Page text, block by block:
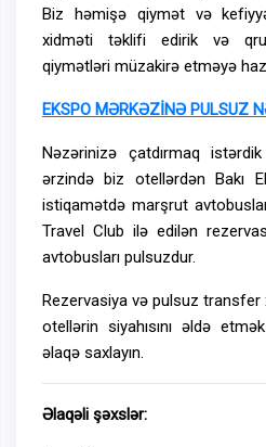
Biz həmişə qiymət və
xidməti təklifi edirik və
qiymətləri müzakirə etməyə
EKSPO MƏRKƏZİNƏ PULSUZ
Nəzərinizə çatdırmaq
ərzində biz otellərdən Bakı
istiqamətdə marşrut
Travel Club ilə edilən
avtobusları pulsuzdur.
Rezervasiya və pulsuz
otellərin siyahısını əldə
əlaqə saxlayın.
Əlaqəli şəxslər: